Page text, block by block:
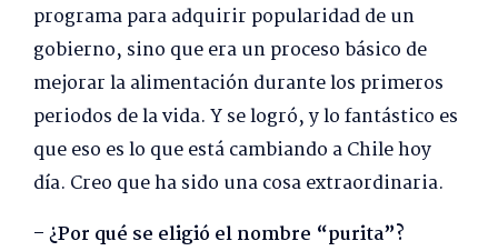
programa para adquirir popularidad de un
gobierno, sino que era un proceso básico de
mejorar la alimentación durante los primeros
periodos de la vida. Y se logró, y lo fantástico es
que eso es lo que está cambiando a Chile hoy
día. Creo que ha sido una cosa extraordinaria.
– ¿Por qué se eligió el nombre “purita”?